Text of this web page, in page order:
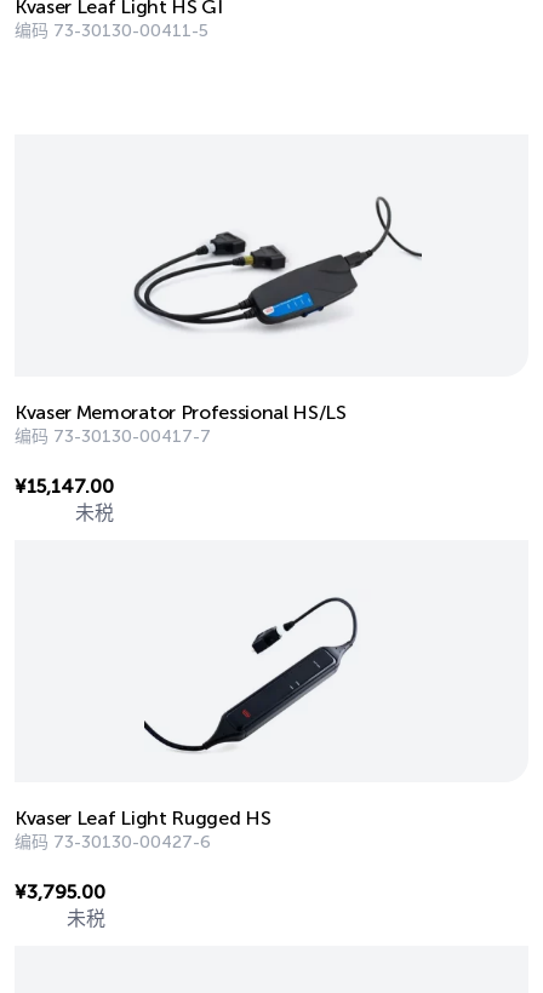
Kvaser Leaf Light HS GI
编码 73-30130-00411-5
Kvaser Memorator Professional HS/LS
编码 73-30130-00417-7
¥15,147.00
未税
Kvaser Leaf Light Rugged HS
编码 73-30130-00427-6
¥3,795.00
未税